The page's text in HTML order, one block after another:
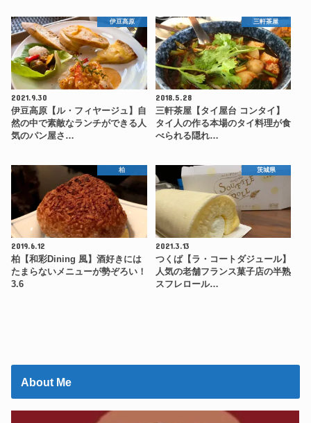
伊豆高原
2021.9.30
伊豆高原【ル・フィヤージュ】自
然の中で素敵なランチができる人
気のパン屋さ…
三軒茶屋
2018.5.28
三軒茶屋【タイ屋台 コンタイ】
タイ人の作る本場のタイ料理が食
べられる隠れ…
柏
2019.6.12
柏【和彩Dining 風】酒好きには
たまらないメニューが勢ぞろい！
3.6
茨城県
2021.3.13
つくば【ラ・コートダジュール】
人気の老舗フランス菓子店の半熟
スフレロール…
About Me